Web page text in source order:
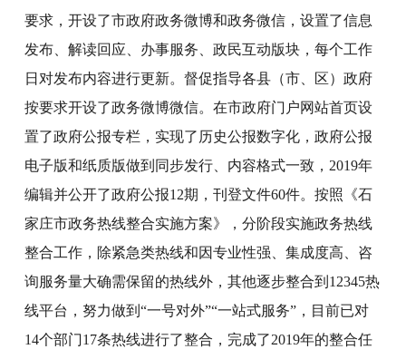
要求，开设了市政府政务微博和政务微信，设置了信息
发布、解读回应、办事服务、政民互动版块，每个工作
日对发布内容进行更新。督促指导各县（市、区）政府
按要求开设了政务微博微信。在市政府门户网站首页设
置了政府公报专栏，实现了历史公报数字化，政府公报
电子版和纸质版做到同步发行、内容格式一致，2019年
编辑并公开了政府公报12期，刊登文件60件。按照《石
家庄市政务热线整合实施方案》，分阶段实施政务热线
整合工作，除紧急类热线和因专业性强、集成度高、咨
询服务量大确需保留的热线外，其他逐步整合到12345热
线平台，努力做到“一号对外”“一站式服务”，目前已对
14个部门17条热线进行了整合，完成了2019年的整合任